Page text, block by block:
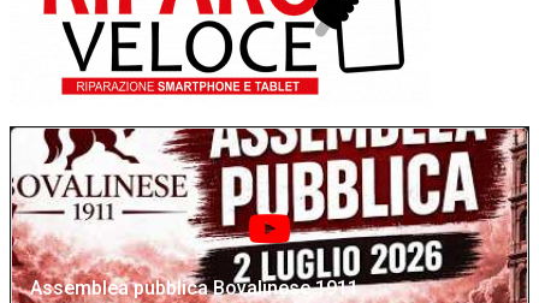
Assemblea pubblica Bovalinese 1911